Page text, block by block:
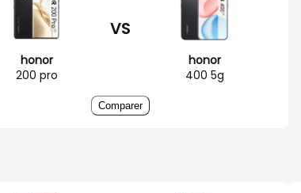
honor
200 pro
VS
honor
400 5g
Comparer